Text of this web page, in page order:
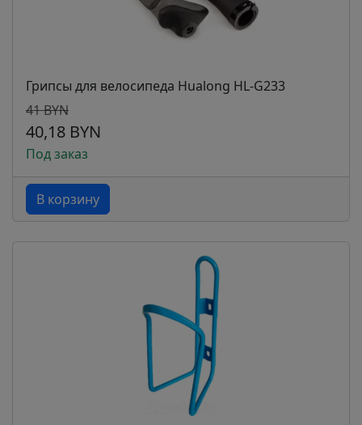
Грипсы для велосипеда Hualong HL-G233
41 BYN
40,18 BYN
Под заказ
В корзину